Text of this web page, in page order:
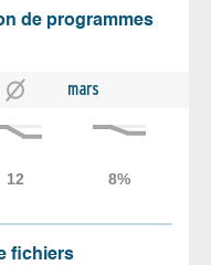
de programmes
mars
fichiers